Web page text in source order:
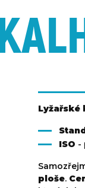
Lyžařské
ISO -
ploše.